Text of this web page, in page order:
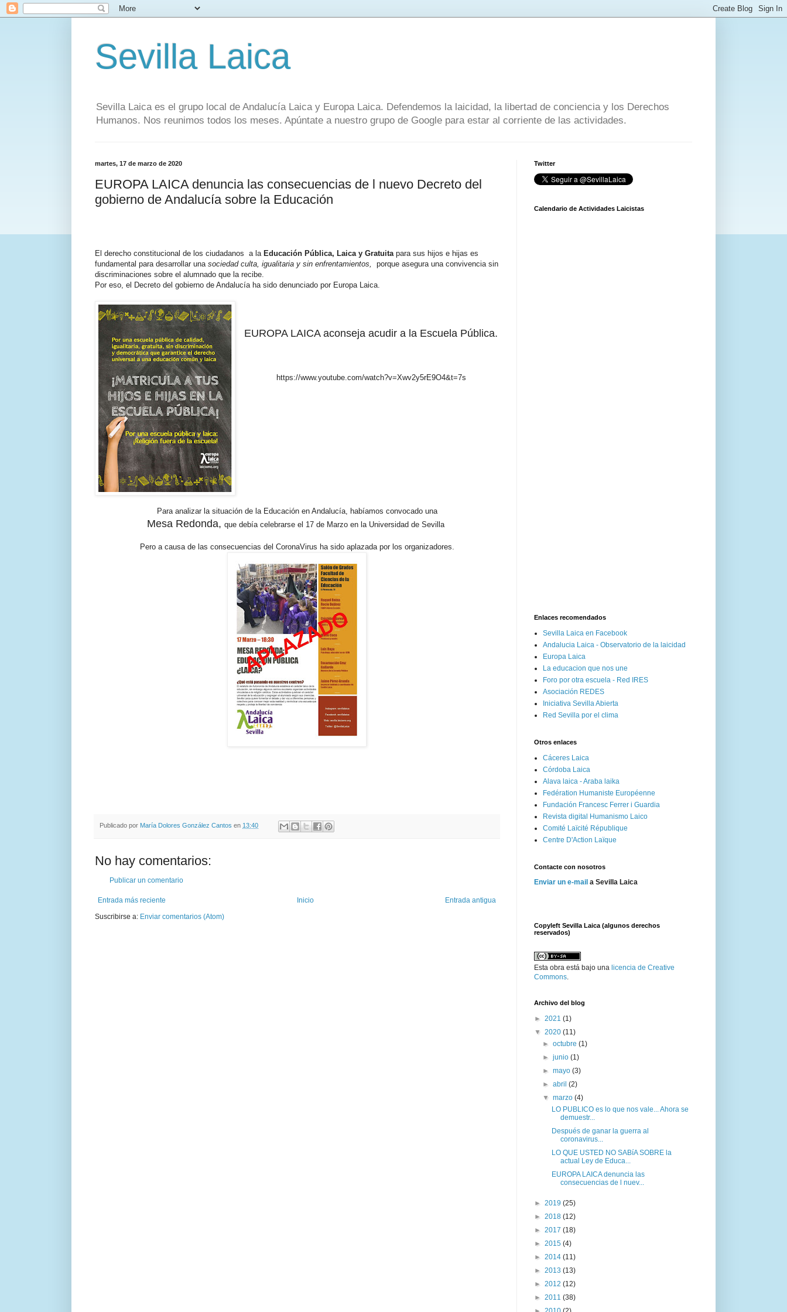
Sevilla Laica
Sevilla Laica es el grupo local de Andalucía Laica y Europa Laica. Defendemos la laicidad, la libertad de conciencia y los Derechos
Humanos. Nos reunimos todos los meses. Apúntate a nuestro grupo de Google para estar al corriente de las actividades.
martes, 17 de marzo de 2020
EUROPA LAICA denuncia las consecuencias de l nuevo Decreto del
gobierno de Andalucía sobre la Educación
El derecho constitucional de los ciudadanos a la Educación Pública, Laica y Gratuitapara sus hijos e hijas es
fundamental para desarrollar una sociedad culta, igualitaria y sin enfrentamientos,
porque asegura una convivencia sin
discriminaciones sobre el alumnado que la recibe.
Por eso, el Decreto del gobierno de Andalucía ha sido denunciado por Europa Laica.
EUROPA LAICA aconseja acudir a la Escuela Pública.
https://www.youtube.com/watch?v=Xwv2y5rE9O4&t=7s
Para analizar la situación de la Educación en Andalucía, habíamos convocado una
Mesa Redonda, que debía celebrarse el 17 de Marzo en la Universidad de Sevilla
Pero a causa de las consecuencias del CoronaVirus ha sido aplazada por los organizadores.
Publicado por María Dolores González Cantos en 13:40
No hay comentarios:
Publicar un comentario
Entrada más reciente Entrada antigua
Inicio
Suscribirse a: Enviar comentarios (Atom)
Twitter
Calendario de Actividades Laicistas
Enlaces recomendados
Sevilla Laica en Facebook
Andalucia Laica - Observatorio de la laicidad
Europa Laica
La educacion que nos une
Foro por otra escuela - Red IRES
Asociación REDES
Iniciativa Sevilla Abierta
Red Sevilla por el clima
Otros enlaces
Cáceres Laica
Córdoba Laica
Alava laica - Araba laika
Fedération Humaniste Européenne
Fundación Francesc Ferrer i Guardia
Revista digital Humanismo Laico
Comité Laïcité République
Centre D'Action Laïque
Contacte con nosotros
Enviar un e-mail a Sevilla Laica
Copyleft Sevilla Laica (algunos derechos
reservados)
Esta obra está bajo una licencia de Creative
Commons.
Archivo del blog
► 2021 (1)
▼ 2020 (11)
►octubre(1)
►junio(1)
►mayo(3)
►abril(2)
▼marzo(4)
LO PUBLICO es lo que nos vale... Ahora se
demuestr...
Después de ganar la guerra al
coronavirus...
LO QUE USTED NO SABíA SOBRE la
actual Ley de Educa...
EUROPA LAICA denuncia las
consecuencias de l nuev...
► 2019 (25)
► 2018 (12)
► 2017 (18)
► 2015 (4)
► 2014 (11)
► 2013 (13)
► 2012 (12)
► 2011 (38)